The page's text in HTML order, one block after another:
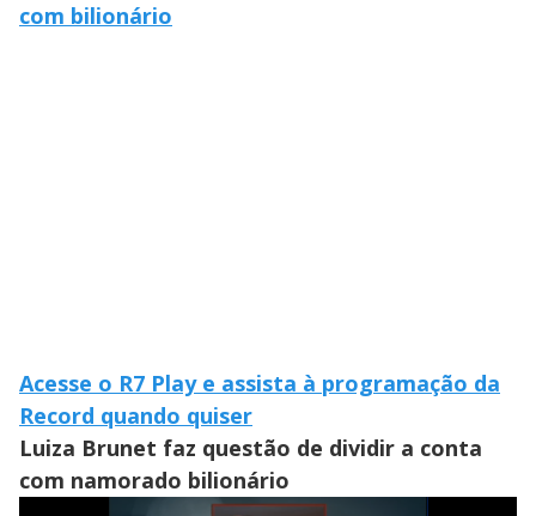
com bilionário
Acesse o R7 Play e assista à programação da
Record quando quiser
Luiza Brunet faz questão de dividir a conta
com namorado bilionário